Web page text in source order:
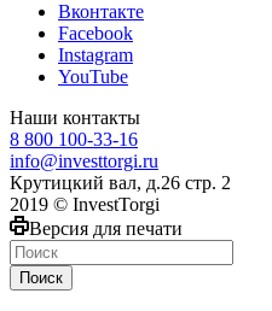
Вконтакте
Facebook
Instagram
YouTube
Наши контакты
8 800 100-33-16
info@investtorgi.ru
Крутицкий вал, д.26 стр. 2
2019 © InvestTorgi
Версия для печати
Поиск